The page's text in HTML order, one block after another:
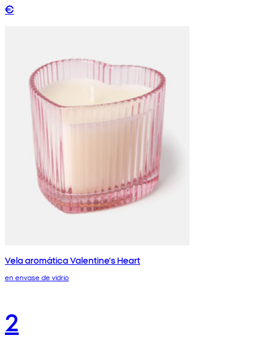
€
Vela aromática Valentine's Heart
en envase de vidrio
2